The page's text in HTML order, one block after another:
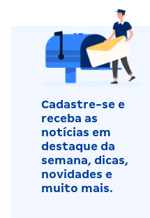
Cadastre-se e
receba as
notícias em
destaque da
semana, dicas,
novidades e
muito mais.